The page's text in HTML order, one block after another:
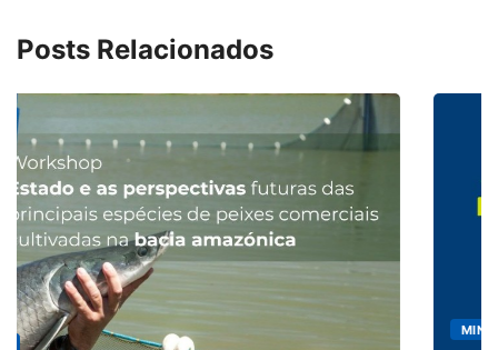
Posts Relacionados
MINAS GERAIS